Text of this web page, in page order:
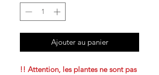
Ajouter au panier
!! Attention, les plantes ne sont pas